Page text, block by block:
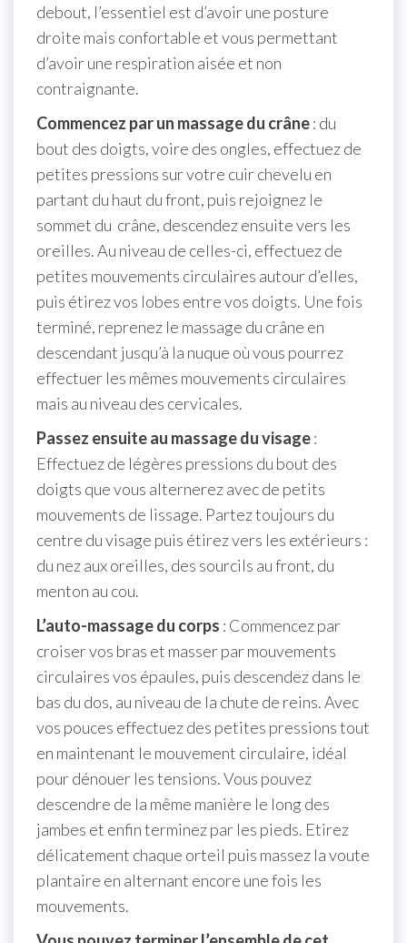
debout, l’essentiel est d’avoir une posture
droite mais confortable et vous permettant
d’avoir une respiration aisée et non
contraignante.
Commencez par un massage du crâne: du
bout des doigts, voire des ongles, effectuez de
petites pressions sur votre cuir chevelu en
partant du haut du front, puis rejoignez le
sommet du crâne, descendez ensuite vers les
oreilles. Au niveau de celles-ci, effectuez de
petites mouvements circulaires autour d’elles,
puis étirez vos lobes entre vos doigts. Une fois
terminé, reprenez le massage du crâne en
descendant jusqu’à la nuque où vous pourrez
effectuer les mêmes mouvements circulaires
mais au niveau des cervicales.
Passez ensuite au massage du visage:
Effectuez de légères pressions du bout des
doigts que vous alternerez avec de petits
mouvements de lissage. Partez toujours du
centre du visage puis étirez vers les extérieurs :
du nez aux oreilles, des sourcils au front, du
menton au cou.
L’auto-massage du corps : Commencez par
croiser vos bras et masser par mouvements
circulaires vos épaules, puis descendez dans le
bas du dos, au niveau de la chute de reins. Avec
vos pouces effectuez des petites pressions tout
en maintenant le mouvement circulaire, idéal
pour dénouer les tensions. Vous pouvez
descendre de la même manière le long des
jambes et enfin terminez par les pieds. Etirez
délicatement chaque orteil puis massez la voute
plantaire en alternant encore une fois les
mouvements.